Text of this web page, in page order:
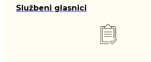
Službeni glasnici